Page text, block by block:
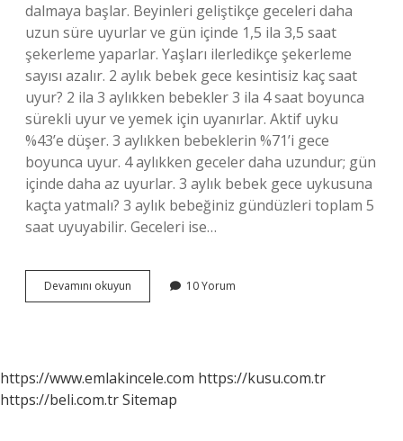
dalmaya başlar. Beyinleri geliştikçe geceleri daha
uzun süre uyurlar ve gün içinde 1,5 ila 3,5 saat
şekerleme yaparlar. Yaşları ilerledikçe şekerleme
sayısı azalır. 2 aylık bebek gece kesintisiz kaç saat
uyur? 2 ila 3 aylıkken bebekler 3 ila 4 saat boyunca
sürekli uyur ve yemek için uyanırlar. Aktif uyku
%43’e düşer. 3 aylıkken bebeklerin %71’i gece
boyunca uyur. 4 aylıkken geceler daha uzundur; gün
içinde daha az uyurlar. 3 aylık bebek gece uykusuna
kaçta yatmalı? 3 aylık bebeğiniz gündüzleri toplam 5
saat uyuyabilir. Geceleri ise…
Devamını okuyun Bebeklerin
Gece
10 Yorum
https://www.emlakincele.com https://kusu.com.tr
https://beli.com.trSitemap